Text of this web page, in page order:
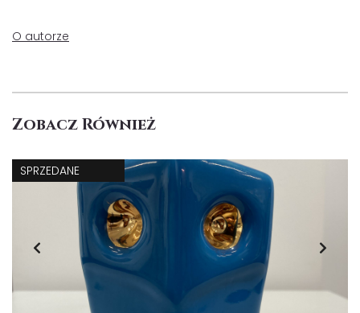
O autorze
Zobacz Również
SPRZEDANE